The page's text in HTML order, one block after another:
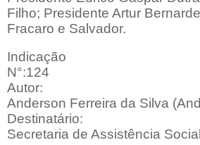
Filho; Presidente Artur
Fracaro e Salvador.
Indicação
N°:124
Autor:
Anderson Ferreira da Silva
Destinatário:
Secretaria de Assistência Social